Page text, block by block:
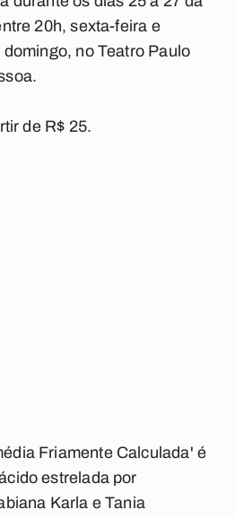
20h, sexta-feira e
no Teatro Paulo
de R$ 25.
Friamente Calculada' é
estrelada por
Karla e Tania